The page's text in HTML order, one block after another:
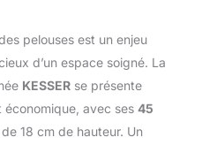
pelouses est un enjeu
d’un espace soigné. La
KESSER se présente
avec ses 45
18 cm de hauteur. Un